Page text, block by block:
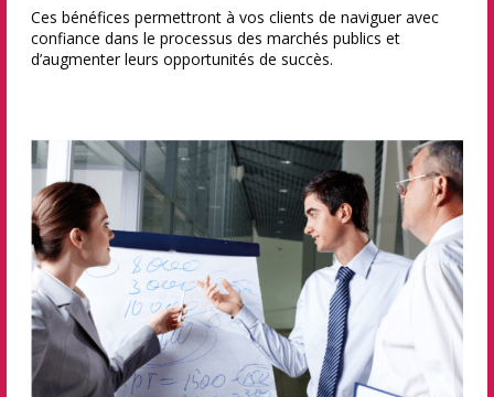
Ces bénéfices permettront à vos clients de naviguer avec
confiance dans le processus des marchés publics et
d’augmenter leurs opportunités de succès.